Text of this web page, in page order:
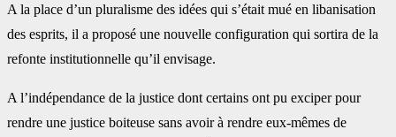
A la place d’un pluralisme des idées qui s’était mué en libanisation
des esprits, il a proposé une nouvelle configuration qui sortira de la
refonte institutionnelle qu’il envisage.
A l’indépendance de la justice dont certains ont pu exciper pour
rendre une justice boiteuse sans avoir à rendre eux-mêmes de